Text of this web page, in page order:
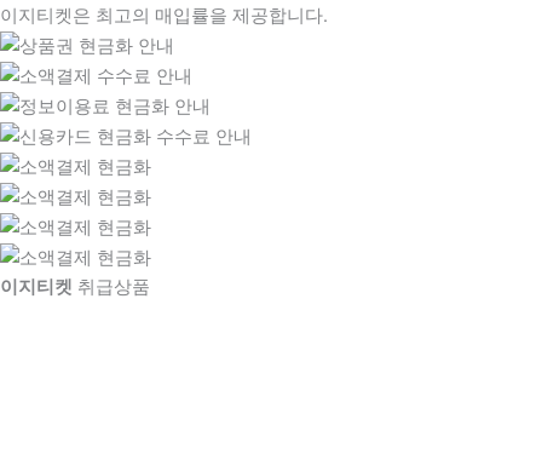
이지티켓은 최고의 매입률을 제공합니다.
이지티켓 취급상품